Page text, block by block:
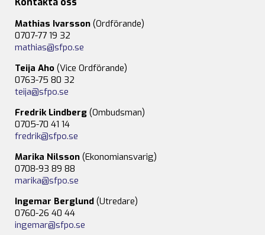
Mathias Ivarsson (Ordförande)
0707-77 19 32
mathias@sfpo.se
Teija Aho (Vice Ordförande)
0763-75 80 32
teija@sfpo.se
Fredrik Lindberg (Ombudsman)
0705-70 41 14
fredrik@sfpo.se
Marika Nilsson (Ekonomiansvarig)
0708-93 89 88
marika@sfpo.se
Ingemar Berglund (Utredare)
0760-26 40 44
ingemar@sfpo.se